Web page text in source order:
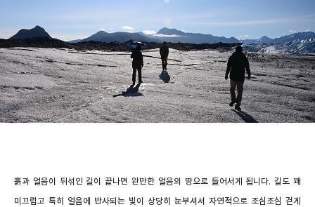
흙과 얼음이 뒤섞인 길이 끝나면 완만한 얼음의 땅으로 들어서게 됩니다. 길도 꽤
미끄럽고 특히 얼음에 반사되는 빛이 상당히 눈부셔서 자연적으로 조심조심 걷게